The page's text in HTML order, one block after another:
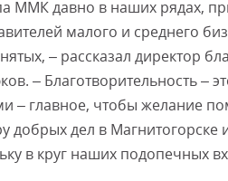
ММК давно в наших рядах,
малого и среднего
– рассказал директор
– Благотворительность –
– главное, чтобы желание
добрых дел в
в круг наших подопечных